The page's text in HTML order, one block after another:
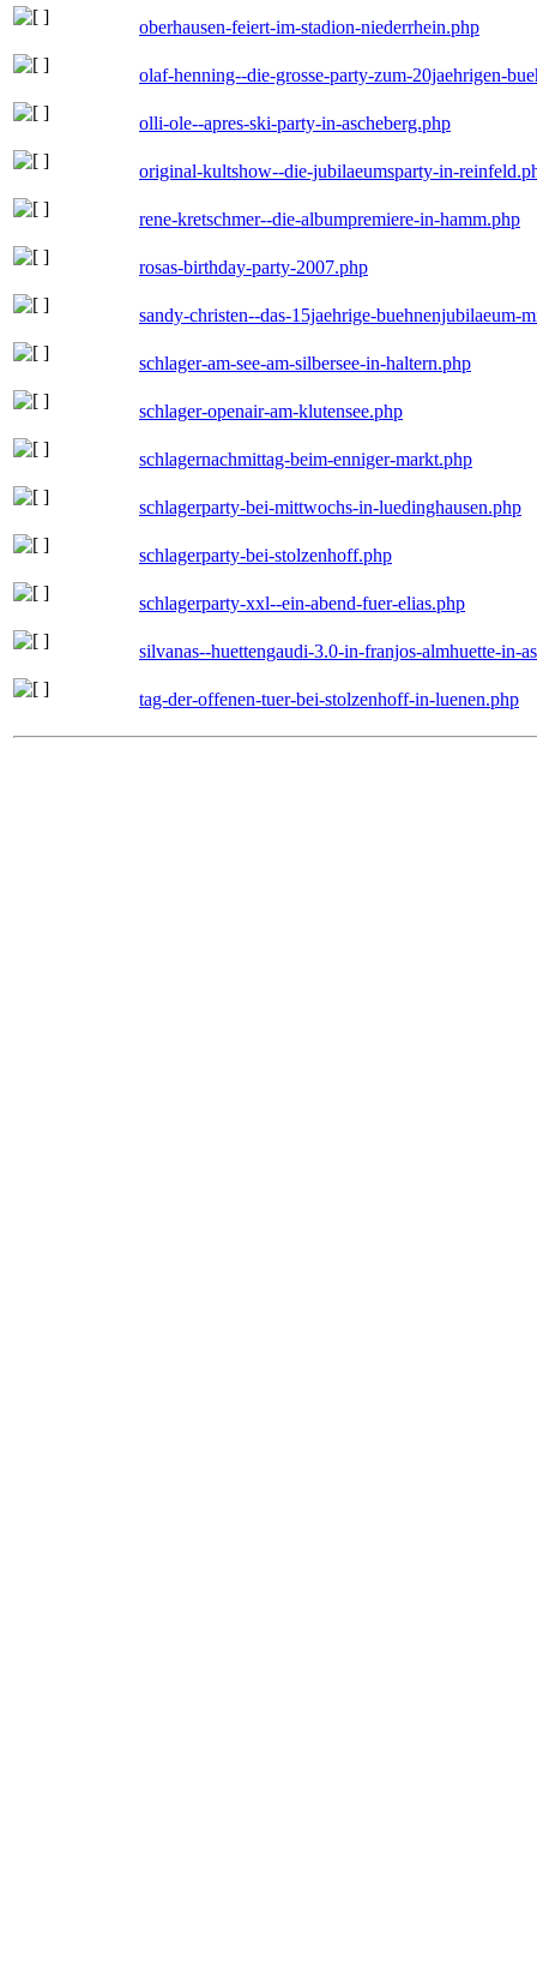
oberhausen-feiert-im-stadion-niederrhein.php
olaf-henning--die-grosse-party-zum-20jaehrigen-
olli-ole--apres-ski-party-in-ascheberg.php
original-kultshow--die-jubilaeumsparty-in-
rene-kretschmer--die-albumpremiere-in-hamm.php
rosas-birthday-party-2007.php
sandy-christen--das-15jaehrige-buehnenjubilaeum-
schlager-am-see-am-silbersee-in-haltern.php
schlager-openair-am-klutensee.php
schlagernachmittag-beim-enniger-markt.php
schlagerparty-bei-mittwochs-in-luedinghausen.php
schlagerparty-bei-stolzenhoff.php
schlagerparty-xxl--ein-abend-fuer-elias.php
silvanas--huettengaudi-3.0-in-franjos-almhuette-in-
tag-der-offenen-tuer-bei-stolzenhoff-in-luenen.php